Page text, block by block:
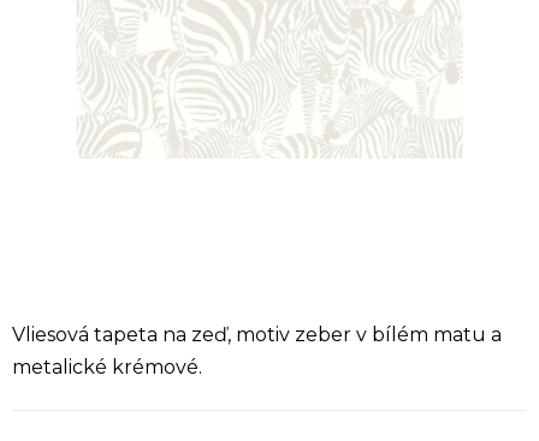
Vliesová tapeta na zeď, motiv zeber v bílém matu a
metalické krémové.